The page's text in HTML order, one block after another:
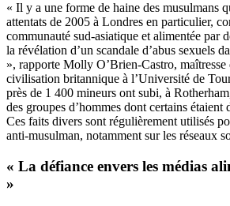
« Il y a une forme de haine des musulmans
attentats de 2005 à Londres en particulier,
communauté sud-asiatique et alimentée par
la révélation d’un scandale d’abus sexuels
», rapporte Molly O’Brien-Castro, maîtresse
civilisation britannique à l’Université de
près de 1 400 mineurs ont subi, à
des groupes d’hommes dont certains étaient
Ces faits divers sont régulièrement utilisés
anti-musulman, notamment sur les réseaux
« La défiance envers les médias
»